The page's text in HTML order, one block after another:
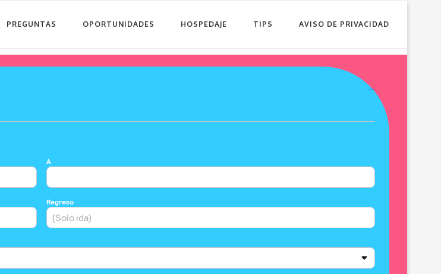
PREGUNTAS OPORTUNIDADES HOSPEDAJE TIPS AVISO DE PRIVACIDAD